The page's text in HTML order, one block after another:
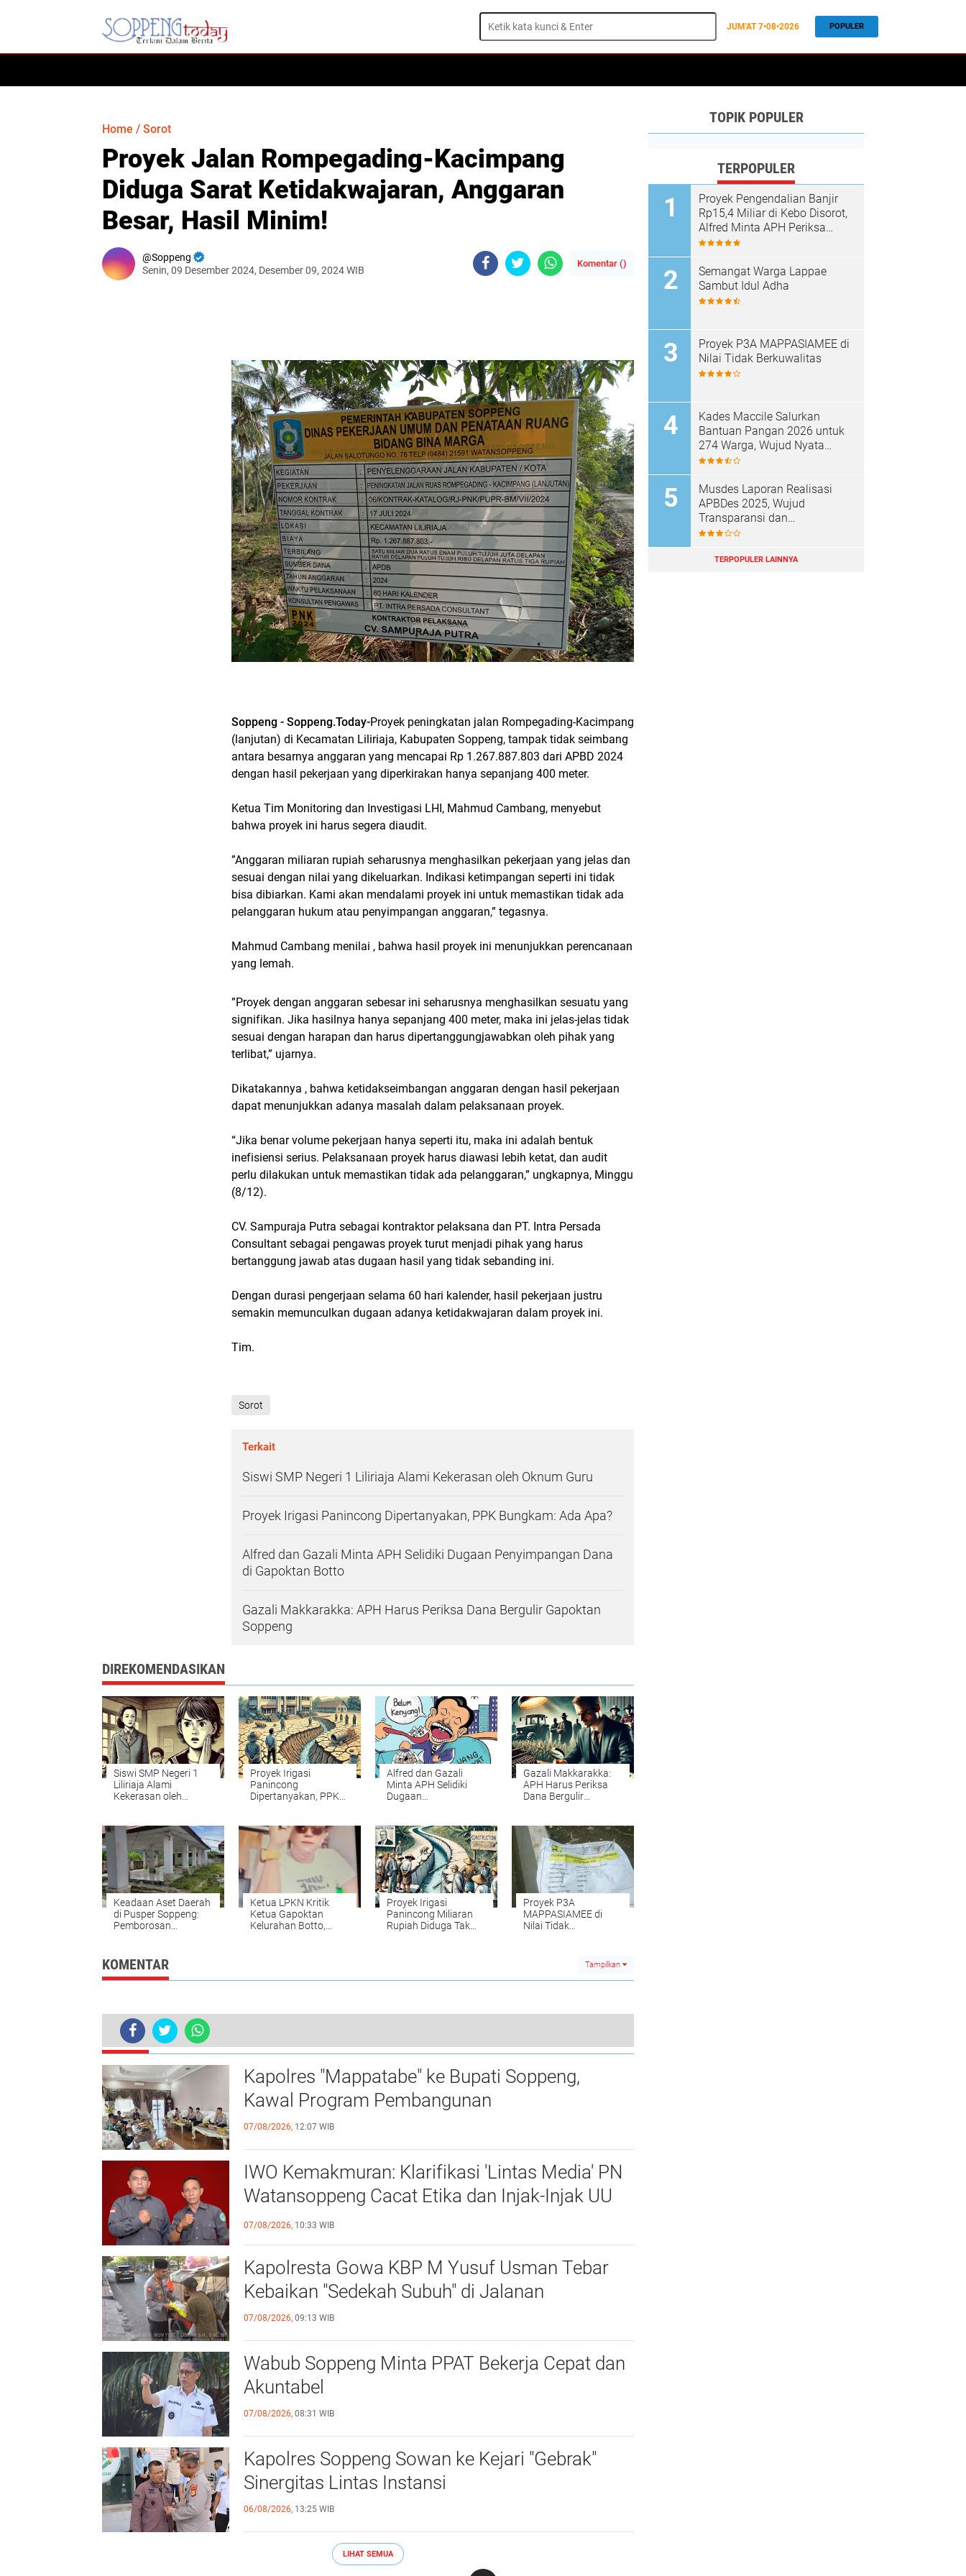
JUM'AT7•08•2026 POPULER
Home / Sorot
Proyek Jalan Rompegading-Kacimpang
Diduga Sarat Ketidakwajaran, Anggaran
Besar, Hasil Minim!
Soppeng
Senin, 09 Desember 2024, Desember 09, 2024 WIB
Komentar ()
Soppeng - Soppeng.Today-Proyek peningkatan jalan Rompegading-Kacimpang
(lanjutan) di Kecamatan Liliriaja, Kabupaten Soppeng, tampak tidak seimbang
antara besarnya anggaran yang mencapai Rp 1.267.887.803 dari APBD 2024
dengan hasil pekerjaan yang diperkirakan hanya sepanjang 400 meter.
Ketua Tim Monitoring dan Investigasi LHI, Mahmud Cambang, menyebut
bahwa proyek ini harus segera diaudit.
”Anggaran miliaran rupiah seharusnya menghasilkan pekerjaan yang jelas dan
sesuai dengan nilai yang dikeluarkan. Indikasi ketimpangan seperti ini tidak
bisa dibiarkan. Kami akan mendalami proyek ini untuk memastikan tidak ada
pelanggaran hukum atau penyimpangan anggaran,” tegasnya.
Mahmud Cambang menilai , bahwa hasil proyek ini menunjukkan perencanaan
yang lemah.
”Proyek dengan anggaran sebesar ini seharusnya menghasilkan sesuatu yang
signifikan. Jika hasilnya hanya sepanjang 400 meter, maka ini jelas-jelas tidak
sesuai dengan harapan dan harus dipertanggungjawabkan oleh pihak yang
terlibat,” ujarnya.
Dikatakannya , bahwa ketidakseimbangan anggaran dengan hasil pekerjaan
dapat menunjukkan adanya masalah dalam pelaksanaan proyek.
“Jika benar volume pekerjaan hanya seperti itu, maka ini adalah bentuk
inefisiensi serius. Pelaksanaan proyek harus diawasi lebih ketat, dan audit
perlu dilakukan untuk memastikan tidak ada pelanggaran,” ungkapnya, Minggu
(8/12).
CV. Sampuraja Putra sebagai kontraktor pelaksana dan PT. Intra Persada
Consultant sebagai pengawas proyek turut menjadi pihak yang harus
bertanggung jawab atas dugaan hasil yang tidak sebanding ini.
Dengan durasi pengerjaan selama 60 hari kalender, hasil pekerjaan justru
semakin memunculkan dugaan adanya ketidakwajaran dalam proyek ini.
Tim.
Sorot
Terkait
Siswi SMP Negeri 1 Liliriaja Alami Kekerasan oleh Oknum Guru
Proyek Irigasi Panincong Dipertanyakan, PPK Bungkam: Ada Apa?
Alfred dan Gazali Minta APH Selidiki Dugaan Penyimpangan Dana
di Gapoktan Botto
Gazali Makkarakka: APH Harus Periksa Dana Bergulir Gapoktan
Soppeng
DIREKOMENDASIKAN
Siswi SMP Negeri 1
Liliriaja Alami
Kekerasan oleh
Proyek Irigasi
Panincong
Dipertanyakan, PPK
Alfred dan Gazali
Minta APH Selidiki
Dugaan
Gazali Makkarakka:
APH Harus Periksa
Dana Bergulir
Keadaan Aset Daerah
di Pusper Soppeng:
Pemborosan
Ketua LPKN Kritik
Ketua Gapoktan
Kelurahan Botto,
Proyek Irigasi
Panincong Miliaran
Rupiah Diduga Tak
Proyek P3A
MAPPASIAMEE di
Nilai Tidak
KOMENTAR Tampilkan
Proyek Jalan Rompegading-Kacimpang Diduga Sarat Ketidakwajaran, Anggaran Besar, Hasil Minim!
TERKINI
Kapolres "Mappatabe" ke Bupati Soppeng,
Kawal Program Pembangunan ‎ ‎
07/08/2026, 12:07 WIB
IWO Kemakmuran: Klarifikasi 'Lintas Media' PN
Watansoppeng Cacat Etika dan Injak-Injak UU
Pers
07/08/2026, 10:33 WIB
Kapolresta Gowa KBP M Yusuf Usman Tebar
Kebaikan "Sedekah Subuh" di Jalanan ‎
07/08/2026, 09:13 WIB
Wabub Soppeng Minta PPAT Bekerja Cepat dan
Akuntabel ‎
07/08/2026, 08:31 WIB
Kapolres Soppeng Sowan ke Kejari "Gebrak"
Sinergitas Lintas Instansi ‎
06/08/2026, 13:25 WIB
LIHAT SEMUA
TOPIK POPULER
TERPOPULER
Proyek Pengendalian Banjir
Rp15,4 Miliar di Kebo Disorot,
Alfred Minta APH Periksa
Dugaan Material Ilegal
Semangat Warga Lappae
Sambut Idul Adha
Proyek P3A MAPPASIAMEE di
Nilai Tidak Berkuwalitas
Kades Maccile Salurkan
Bantuan Pangan 2026 untuk
274 Warga, Wujud Nyata
Kepedulian terhadap
Musdes Laporan Realisasi
APBDes 2025, Wujud
Transparansi dan
Akuntabilitas Desa Parenring
TERPOPULER LAINNYA